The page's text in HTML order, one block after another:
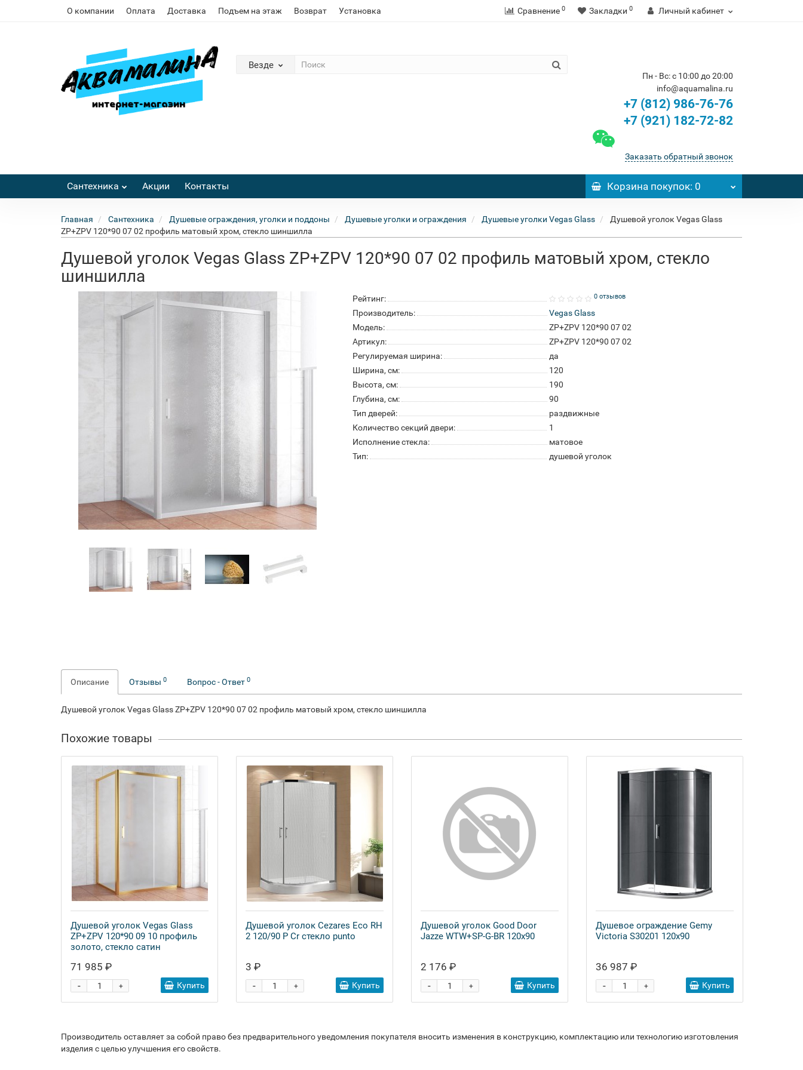
О компании Оплата Доставка Подъем на этаж Возврат Установка Сравнение 0 Закладки 0 Личный кабинет
Везде
Пн - Вс: с 10:00 до 20:00
info@aquamalina.ru
+7 (812) 986-76-76
+7 (921) 182-72-82
Заказать обратный звонок
Сантехника Акции Контакты Корзинапокупок: 0
Главная Сантехника Душевые ограждения, уголки и поддоны Душевые уголки и ограждения Душевые уголки Vegas Glass
Душевой уголок Vegas Glass
ZP+ZPV 120*90 07 02 профиль матовый хром, стекло шиншилла
Душевой уголок Vegas Glass ZP+ZPV 120*90 07 02 профиль матовый хром, стекло
шиншилла
Рейтинг: 0 отзывов
Производитель:
Vegas Glass
Модель:
ZP+ZPV 120*90 07 02
Артикул:
ZP+ZPV 120*90 07 02
Регулируемая ширина:
да
Ширина, см:
120
Высота, см:
190
Глубина, см:
90
Тип дверей:
раздвижные
Количество секций двери:
1
Исполнение стекла:
матовое
Тип:
душевой уголок
Описание Отзывы 0 Вопрос - Ответ 0
Душевой уголок Vegas Glass ZP+ZPV 120*90 07 02 профиль матовый хром, стекло шиншилла
Похожие товары
Душевой уголок Vegas Glass
ZP+ZPV 120*90 09 10 профиль
золото, стекло сатин
71 985 ₽
+
- Купить
Душевой уголок Cezares Eco RH
2 120/90 P Cr стекло punto
3 ₽
+
- Купить
Душевой уголок Good Door
Jazze WTW+SP-G-BR 120x90
2 176 ₽
+
- Купить
Душевое ограждение Gemy
Victoria S30201 120x90
36 987 ₽
+
- Купить
Производитель оставляет за собой право без предварительного уведомления покупателя вносить изменения в конструкцию, комплектацию или технологию изготовления
изделия с целью улучшения его свойств.